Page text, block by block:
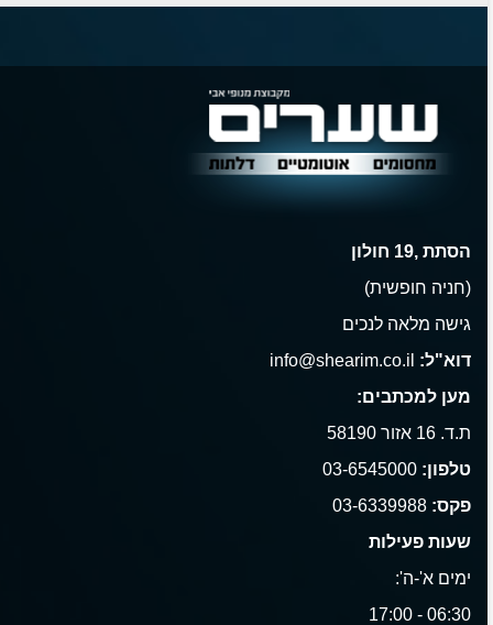
הסתת ,19 חולון
(חניה חופשית)
גישה מלאה לנכים
דוא"ל:
מען למכתבים:
ת.ד. 16 אזור 58190
טלפון:
פקס:
שעות פעילות
ימים א'-ה':
06:30 - 17:00